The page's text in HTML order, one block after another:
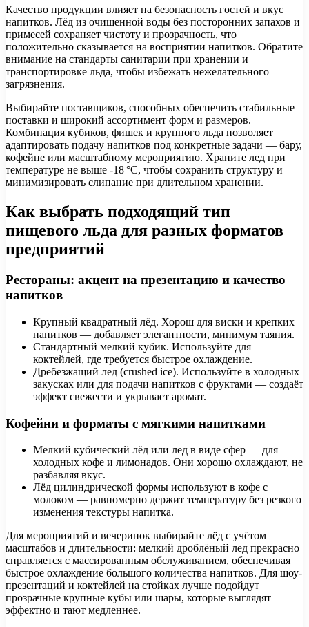
Качество продукции влияет на безопасность гостей и вкус
напитков. Лёд из очищенной воды без посторонних запахов и
примесей сохраняет чистоту и прозрачность, что
положительно сказывается на восприятии напитков. Обратите
внимание на стандарты санитарии при хранении и
транспортировке льда, чтобы избежать нежелательного
загрязнения.
Выбирайте поставщиков, способных обеспечить стабильные
поставки и широкий ассортимент форм и размеров.
Комбинация кубиков, фишек и крупного льда позволяет
адаптировать подачу напитков под конкретные задачи — бару,
кофейне или масштабному мероприятию. Храните лед при
температуре не выше -18 °C, чтобы сохранить структуру и
минимизировать слипание при длительном хранении.
Как выбрать подходящий тип
пищевого льда для разных форматов
предприятий
Рестораны: акцент на презентацию и качество
напитков
Крупный квадратный лёд. Хорош для виски и крепких
напитков — добавляет элегантности, минимум таяния.
Стандартный мелкий кубик. Используйте для
коктейлей, где требуется быстрое охлаждение.
Дребезжащий лед (crushed ice). Используйте в холодных
закусках или для подачи напитков с фруктами — создаёт
эффект свежести и укрывает аромат.
Кофейни и форматы с мягкими напитками
Мелкий кубический лёд или лед в виде сфер — для
холодных кофе и лимонадов. Они хорошо охлаждают, не
разбавляя вкус.
Лёд цилиндрической формы используют в кофе с
молоком — равномерно держит температуру без резкого
изменения текстуры напитка.
Для мероприятий и вечеринок выбирайте лёд с учётом
масштабов и длительности: мелкий дроблёный лед прекрасно
справляется с массированным обслуживанием, обеспечивая
быстрое охлаждение большого количества напитков. Для шоу-
презентаций и коктейлей на стойках лучше подойдут
прозрачные крупные кубы или шары, которые выглядят
эффектно и тают медленнее.